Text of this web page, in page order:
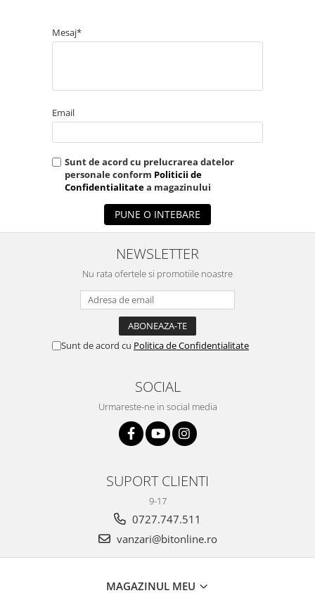
Mesaj*
Email
Sunt de acord cu prelucrarea datelor
personale conform Politicii de
Confidentialitatea magazinului
PUNE O INTEBARE
NEWSLETTER
Nu rata ofertele si promotiile noastre
Sunt de acord cu Politica de Confidentialitate
SOCIAL
Urmareste-ne in social media
SUPORT CLIENTI
9-17
0727.747.511
vanzari@bitonline.ro
MAGAZINUL MEU